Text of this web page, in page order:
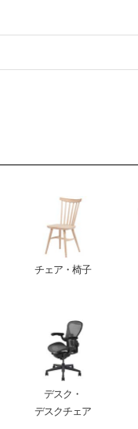
チェア・椅子
デスク・
デスクチェア